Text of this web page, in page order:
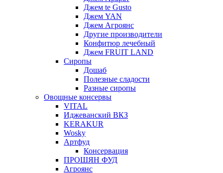
Джем te Gusto
Джем YAN
Джем Агроянс
Другие производители
Конфитюр лечебный
Джем FRUIT LAND
Сиропы
Дошаб
Полезные сладости
Разные сиропы
Овощные консервы
VITAL
Иджеванский ВКЗ
KERAKUR
Wosky
Артфуд
Консервация
ПРОШЯН ФУД
Агроянс